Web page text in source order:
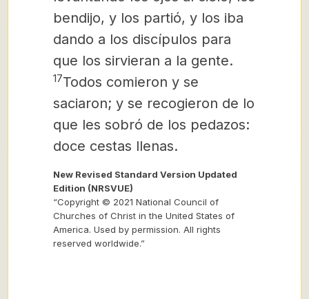
bendijo, y los partió, y los iba
dando a los discípulos para
que los sirvieran a la gente.
17Todos comieron y se
saciaron; y se recogieron de lo
que les sobró de los pedazos:
doce cestas llenas.
New Revised Standard Version Updated
Edition (NRSVUE)
“Copyright © 2021 National Council of
Churches of Christ in the United States of
America. Used by permission. All rights
reserved worldwide.”